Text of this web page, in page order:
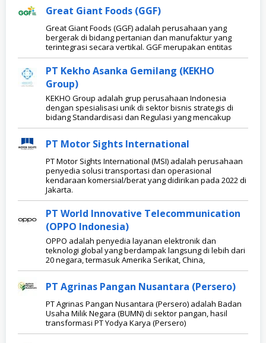
Great Giant Foods (GGF)
Great Giant Foods (GGF) adalah perusahaan yang
bergerak di bidang pertanian dan manufaktur yang
terintegrasi secara vertikal. GGF merupakan entitas
PT Kekho Asanka Gemilang (KEKHO
Group)
KEKHO Group adalah grup perusahaan Indonesia
dengan spesialisasi unik di sektor bisnis strategis di
bidang Standardisasi dan Regulasi yang mencakup
PT Motor Sights International
PT Motor Sights International (MSI) adalah perusahaan
penyedia solusi transportasi dan operasional
kendaraan komersial/berat yang didirikan pada 2022 di
Jakarta.
PT World Innovative Telecommunication
(OPPO Indonesia)
OPPO adalah penyedia layanan elektronik dan
teknologi global yang berdampak langsung di lebih dari
20 negara, termasuk Amerika Serikat, China,
PT Agrinas Pangan Nusantara (Persero)
PT Agrinas Pangan Nusantara (Persero) adalah Badan
Usaha Milik Negara (BUMN) di sektor pangan, hasil
transformasi PT Yodya Karya (Persero)